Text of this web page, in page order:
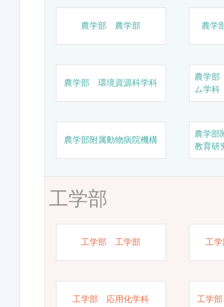
農学部 農学部 農学
農学部 環境資源科学科
農学
ム学科
農学部附属動物病院機構
農学部
教育研
工学部
工学部 工学部 工
工学部 応用化学科 工学